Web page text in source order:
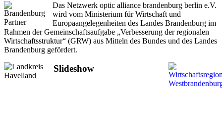
Das Netzwerk optic alliance brandenburg berlin e.V.
wird vom Ministerium für Wirtschaft und
Europaangelegenheiten des Landes Brandenburg im
Rahmen der Gemeinschaftsaufgabe „Verbesserung der regionalen
Wirtschaftsstruktur“ (GRW) aus Mitteln des Bundes und des Landes
Brandenburg gefördert.
Slideshow